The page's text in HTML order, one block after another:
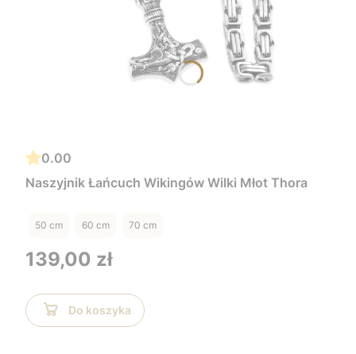
0.00
Naszyjnik Łańcuch Wikingów Wilki Młot Thora
50 cm 60 cm 70 cm
Cena
139,00 zł
Do koszyka